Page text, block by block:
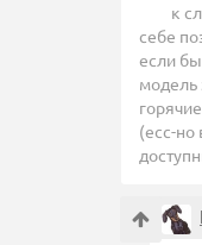
к
себе
если
модель
(есс-но